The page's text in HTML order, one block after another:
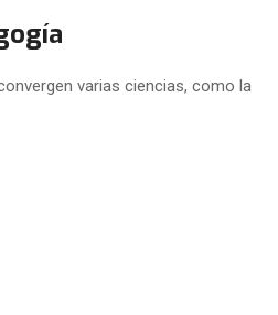
varias ciencias, como la